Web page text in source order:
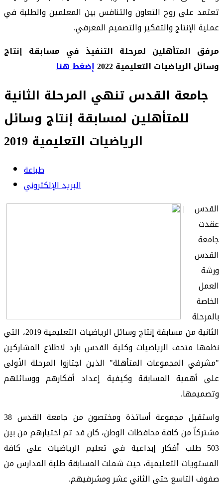
تعتمد على روح التعاون والتنافس بين المعلمين والطلبة في
عملية الإنتاج والتفكير والتصميم المعرفي.
مرفق المتأهلين لمرحلة التنفيذ في مسابقة إنتاج
وسائل الرياضيات التعليمية 2022
إضغط هنا
جامعة القدس تنهي المرحلة الثانية
للمتأهلين لمسابقة إنتاج وسائل
الرياضيات التعليمية 2019
طباعة
البريد الإلكتروني
القدس |
عقدت
جامعة
القدس
ورشة
العمل
الخاصة
بالمرحلة
الثانية من مسابقة إنتاج وسائل الرياضيات التعليمية 2019، التي
نظمها متحف الرياضيات وكلية القدس بارد لاطلاع المشاركين
"مشرفي المجموعات المتأهلة" الذين اجتازوا المرحلة الأولى
على أهمية المسابقة وكيفية إعداد أفكارهم ووسائلهم
وتصميمها.
واستقبل مجموعة أساتذة ومختصون من جامعة القدس 38
مشتركاً من كافة محافظات الوطن، كان قد تم اختيارهم من بين
503 طلب أفكار إبداعية في تعليم الرياضيات على كافة
المستويات التعليمية، حيث شملت المسابقة طلبة المدارس من
صفوف التاسع حتى الثاني عشر ومشرفيهم.